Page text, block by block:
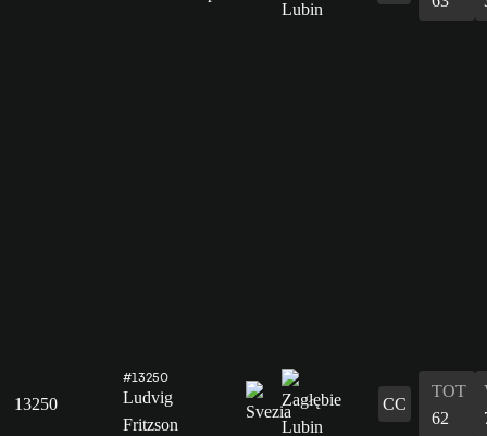
13250
#13250
Ludvig
Fritzson
CC
TOT
62